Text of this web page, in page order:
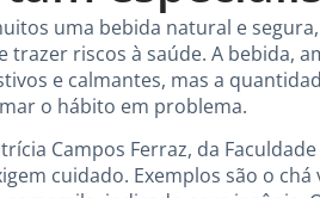
uma bebida natural e
trazer riscos à saúde. A bebida,
e calmantes, mas a
o hábito em problema.
Campos Ferraz, da
cuidado. Exemplos são o